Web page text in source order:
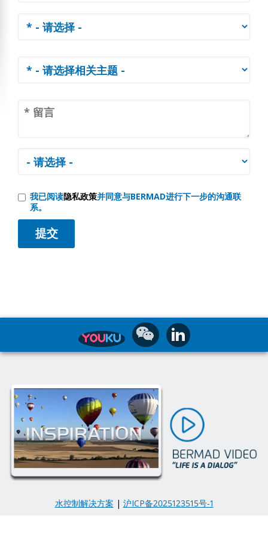
我已阅读隐私政策并同意与BERMAD进行下一步的沟通联
系。
水控制解决方案 | 沪ICP备2025123515号-1